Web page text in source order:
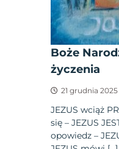
Boże
życzenia
21 grudnia 2025
JEZUS wciąż
się – JEZUS
opowiedz –